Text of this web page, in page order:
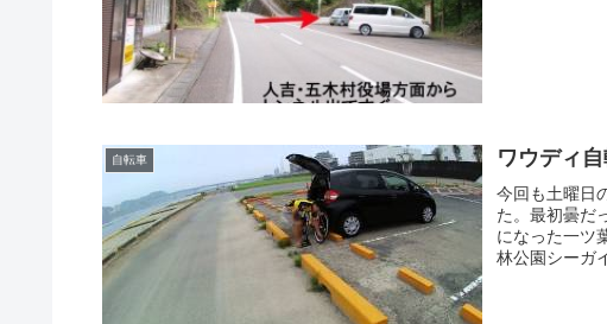
自転車 ワウディ
今回も土曜日
た。最初曇だ
になった一ツ
林公園シーガ